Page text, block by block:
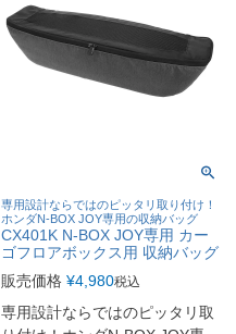
専用設計ならではのピッタリ取り付け！
ホンダN-BOX JOY専用の収納バッグ
CX401K N-BOX JOY専用 カー
ゴフロアボックス用 収納バッグ
販売価格 ¥4,980税込
専用設計ならではのピッタリ取